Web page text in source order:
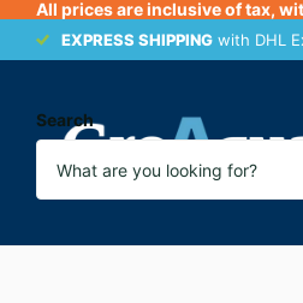
All prices are inclusive of tax,
EXPRESS SHIPPING with DHL
EXPRESS SHIPPING
Search